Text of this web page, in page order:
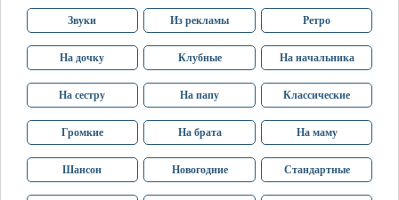
Звуки Из рекламы Ретро
На дочку Клубные На начальника
На сестру На папу Классические
Громкие На брата На маму
Шансон Новогодние Стандартные